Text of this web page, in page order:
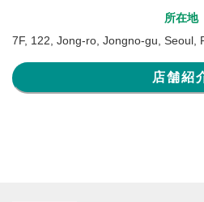
所在地
7F, 122, Jong-ro, Jongno-gu, Seoul,
店舗紹